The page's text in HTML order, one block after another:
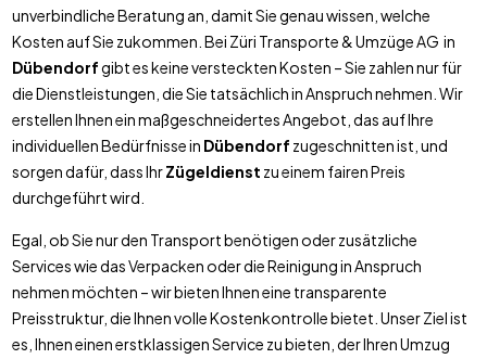
unverbindliche Beratung an, damit Sie genau wissen, welche
Kosten auf Sie zukommen. Bei Züri Transporte & Umzüge AG in
Dübendorfgibt es keine versteckten Kosten – Sie zahlen nur für
die Dienstleistungen, die Sie tatsächlich in Anspruch nehmen. Wir
erstellen Ihnen ein maßgeschneidertes Angebot, das auf Ihre
individuellen Bedürfnisse in Dübendorf zugeschnitten ist, und
sorgen dafür, dass IhrZügeldienst zu einem fairen Preis
durchgeführt wird.
Egal, ob Sie nur den Transport benötigen oder zusätzliche
Services wie das Verpacken oder die Reinigung in Anspruch
nehmen möchten – wir bieten Ihnen eine transparente
Preisstruktur, die Ihnen volle Kostenkontrolle bietet. Unser Ziel ist
es, Ihnen einen erstklassigen Service zu bieten, der Ihren Umzug